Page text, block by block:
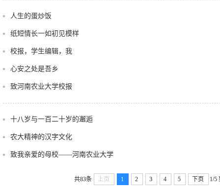
人生的蛋炒饭
纸短情长一如初见模样
校报，学生编辑，我
心安之处是吾乡
致河南农业大学校报
十八岁与一百二十岁的邂逅
农大精神的汉字文化
致我亲爱的母校——河南农业大学
共83条 上页 1 2 3 4 5 下页 1/5